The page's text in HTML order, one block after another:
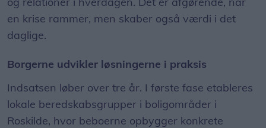
en krise rammer, men skaber også værdi i det
daglige.
Borgerne udvikler løsningerne i praksis
Indsatsen løber over tre år. I første fase etableres
lokale beredskabsgrupper i boligområder i
Roskilde, hvor beboerne opbygger konkrete